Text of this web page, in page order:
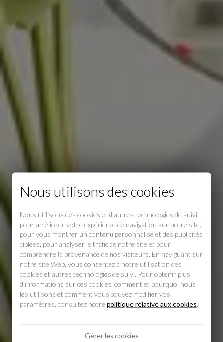
Vivez une expérience
unique dans le plus pur
style Mercer
Nous utilisons des cookies
Nous utilisons des cookies et d'autres technologies de suivi
pour améliorer votre expérience de navigation sur notre site,
pour vous montrer un contenu personnalisé et des publicités
ciblées, pour analyser le trafic de notre site et pour
comprendre la provenance de nos visiteurs. En naviguant sur
notre site Web, vous consentez à notre utilisation des
cookies et autres technologies de suivi. Pour obtenir plus
d'informations sur ces cookies, comment et pourquoi nous
les utilisons et comment vous pouvez modifier vos
paramètres, consultez notre politique relative aux cookies
Gérer les cookies